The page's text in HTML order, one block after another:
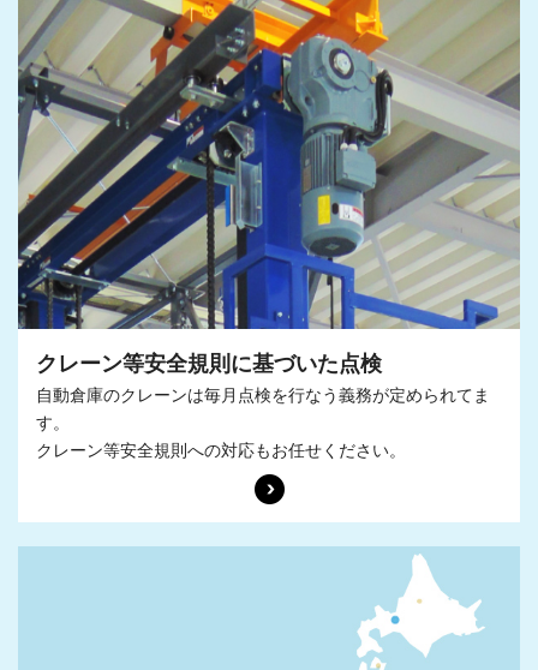
クレーン等安全規則に基づいた点検
自動倉庫のクレーンは毎月点検を行なう義務が定められてま
す。
クレーン等安全規則への対応もお任せください。